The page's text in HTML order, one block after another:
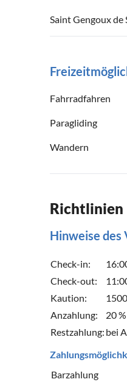
Saint Gengoux de
Fahrradfahren
Paragliding
Wandern
Richtlinien
Hinweise des
Check-in:
Check-out:
Kaution:
Anzahlung:
20
Restzahlung: bei
Barzahlung